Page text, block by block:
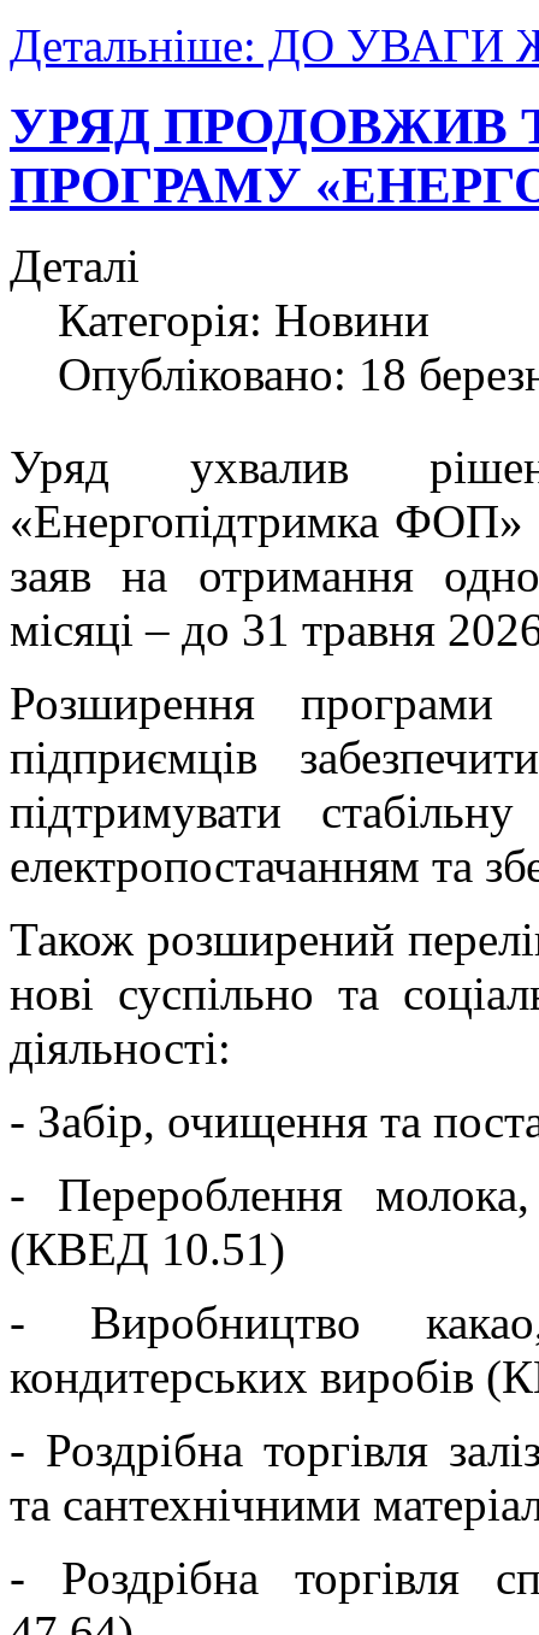
Детальніше: ДО
УРЯД ПРОДОВЖИВ
ПРОГРАМУ
Деталі
Категорія: Новини
Опубліковано: 18
Уряд ухвалив
«Енергопідтримка ФОП»
заяв на отримання
місяці – до 31 травня
Розширення програми
підприємців
підтримувати
електропостачанням та
Також розширений
нові суспільно та
діяльності:
- Забір, очищення та
- Перероблення
(КВЕД 10.51)
- Виробництво
кондитерських виробів
- Роздрібна торгівля
та сантехнічними
- Роздрібна торгівля